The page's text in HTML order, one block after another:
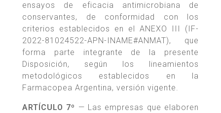
ensayos de eficacia antimicrobiana de
conservantes, de conformidad con los
criterios establecidos en el ANEXO III (IF-
2022-81024522-APN-INAME#ANMAT), que
forma parte integrante de la presente
Disposición, según los lineamientos
metodológicos establecidos en la
Farmacopea Argentina, versión vigente.
ARTÍCULO 7º — Las empresas que elaboren